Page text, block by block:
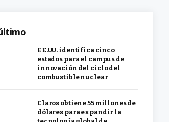
EE.UU. identifica cinco
estados para el campus de
innovación del ciclo del
combustible nuclear
Claros obtiene 55 millones de
dólares para expandir la